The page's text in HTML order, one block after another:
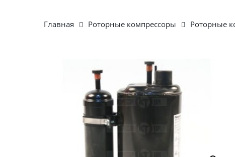
Главная Роторные компрессоры Роторные